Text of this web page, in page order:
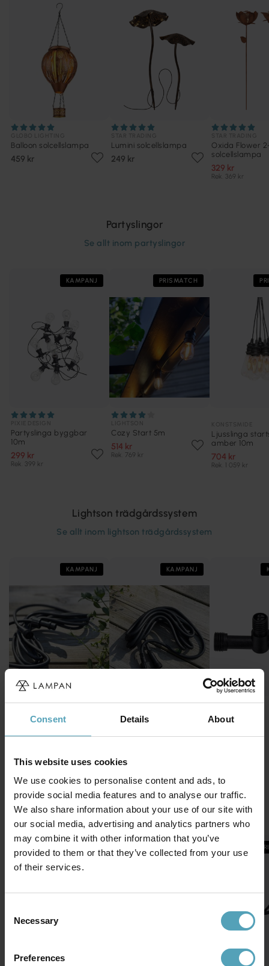
Consent Details About
This website uses cookies
We use cookies to personalise content and ads, to
provide social media features and to analyse our traffic.
We also share information about your use of our site with
our social media, advertising and analytics partners who
may combine it with other information that you’ve
provided to them or that they’ve collected from your use
of their services.
Selection
Necessary
Preferences
Balloon solcellslampa
459 kr
Lumini solcellslampa
249 kr
Oxida Flower
solcellslampa
329 kr
Rek. 369 kr
Partyslingor
Se allt inom partyslingor
KAMPANJ
Partyslinga byggbar
10m
299 kr
Rek. 399 kr
PRISMATCH
Cozy Start 5m
514 kr
Rek. 769 kr
Ljusslinga
amber 10m
704 kr
Rek. 1 059 kr
Lightson trädgårdssystem
Se allt inom lightson trädgårdssystem
KAMPANJ
Kabel 2.5m
67 kr
KAMPANJ
Kabel 5m
135 kr
T-koppling
55 kr
Markslöjd trädgårdssystem
Se allt inommarkslöjd trädgårdssystem